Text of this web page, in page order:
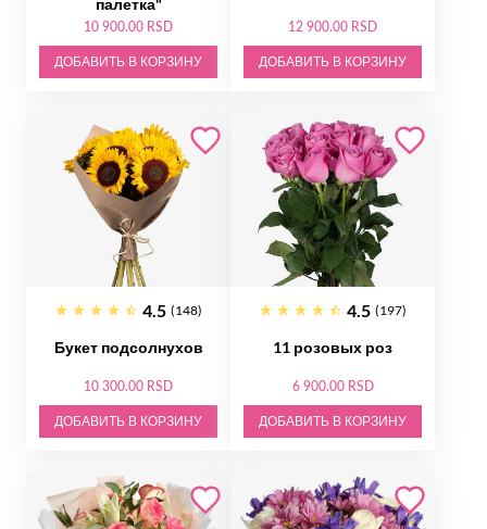
палетка"
10 900.00 RSD
ДОБАВИТЬ В КОРЗИНУ
12 900.00 RSD
ДОБАВИТЬ В КОРЗИНУ
4.5 (148)
Букет подсолнухов
10 300.00 RSD
ДОБАВИТЬ В КОРЗИНУ
4.5 (197)
11 розовых роз
6 900.00 RSD
ДОБАВИТЬ В КОРЗИНУ